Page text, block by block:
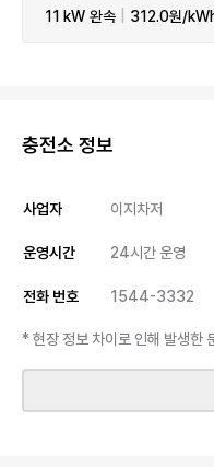
11 kW 완속 312.0원/
충전소 정보
사업자 이지차저
운영시간 24시간 운영
전화 번호 1544-3332
* 현장 정보 차이로 인해 발생한